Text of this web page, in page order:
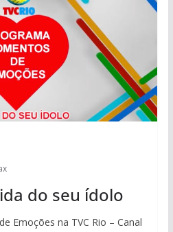
do seu ídolo
Emoções na TVC Rio – Canal